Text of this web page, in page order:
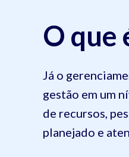
O que
Já o
gestão em um
de recursos,
planejado e